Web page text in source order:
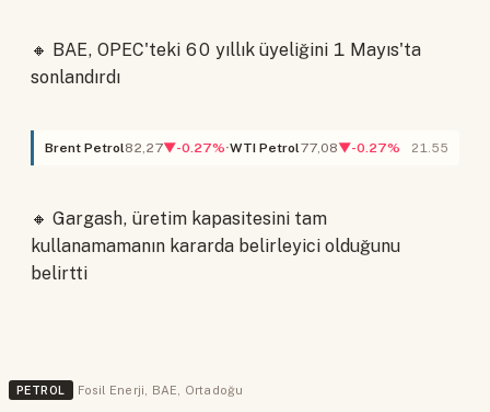
🔸 BAE, OPEC'teki 60 yıllık üyeliğini 1 Mayıs'ta
sonlandırdı
Brent Petrol82,27▼-0.27% WTI Petrol77,08▼-0.27% 21.55
🔸 Gargash, üretim kapasitesini tam
kullanamamanın kararda belirleyici olduğunu
belirtti
PETROL Fosil Enerji BAE Ortadoğu